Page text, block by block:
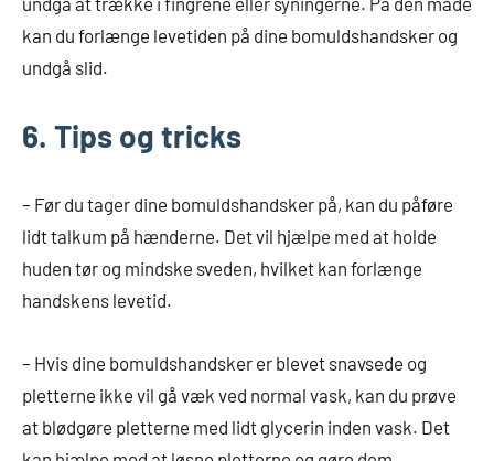
kan du forlænge levetiden på dine bomuldshandsker og
undgå slid.
6. Tips og tricks
– Før du tager dine bomuldshandsker på, kan du påføre
lidt talkum på hænderne. Det vil hjælpe med at holde
huden tør og mindske sveden, hvilket kan forlænge
handskens levetid.
– Hvis dine bomuldshandsker er blevet snavsede og
pletterne ikke vil gå væk ved normal vask, kan du prøve
at blødgøre pletterne med lidt glycerin inden vask. Det